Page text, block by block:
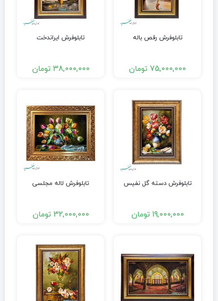
تابلوفرش رقص باله
75,000,000 تومان
تابلوفرش ایراندخت
38,000,000 تومان
تابلوفرش دسته گل نفیس
19,000,000 تومان
تابلوفرش لاله مجلسی
32,000,000 تومان